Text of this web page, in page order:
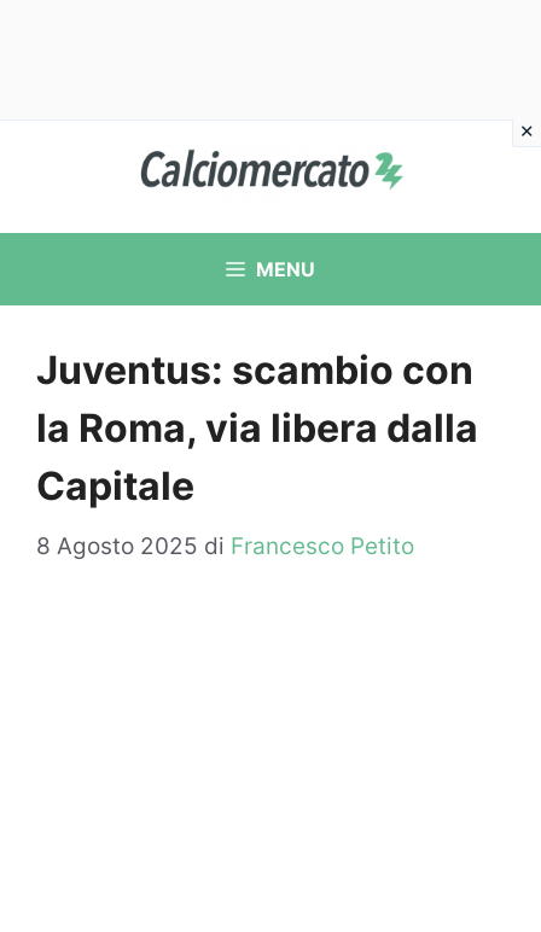
contenuto
MENU
Juventus: scambio con
la Roma, via libera dalla
Capitale
8 Agosto 2025 di Francesco Petito